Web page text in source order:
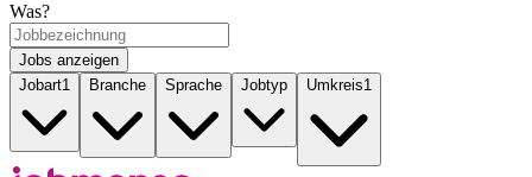
Was?
Jobs anzeigen
Jobart1 Branche Sprache Jobtyp Umkreis1